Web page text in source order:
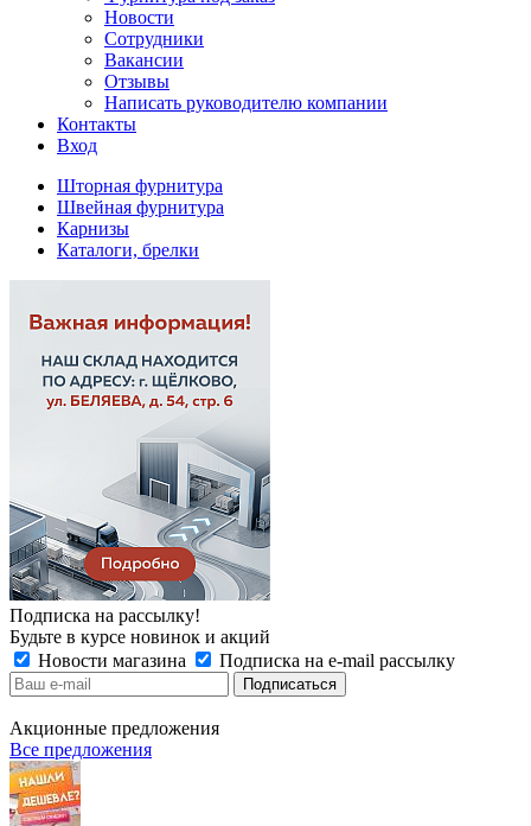
Новости
Сотрудники
Вакансии
Отзывы
Написать руководителю компании
Контакты
Вход
Шторная фурнитура
Швейная фурнитура
Карнизы
Каталоги, брелки
Подписка на рассылку!
Будьте в курсе новинок и акций
Новости магазина
Подписка на e-mail рассылку
Акционные предложения
Все предложения